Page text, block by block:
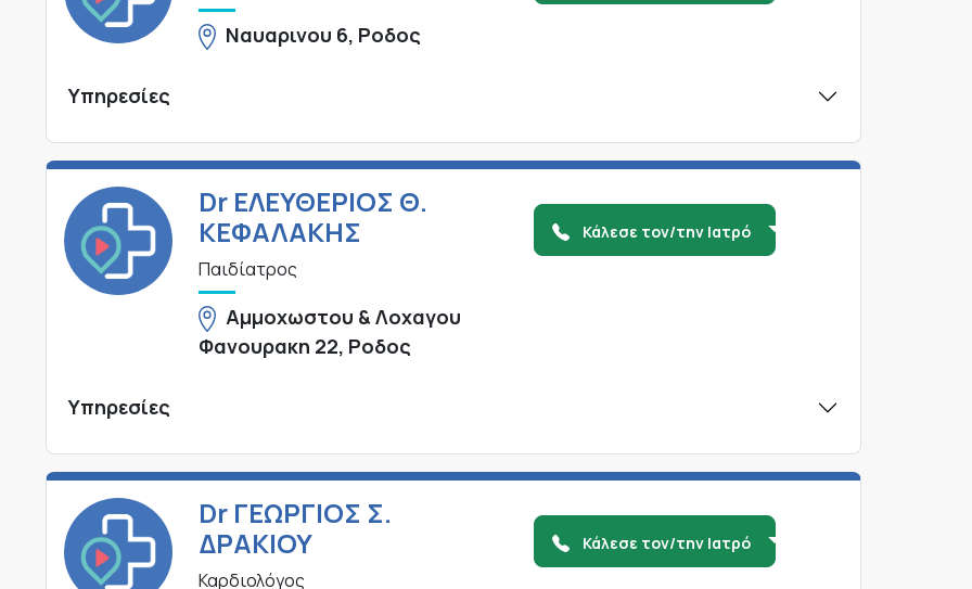
Ναυαρινου 6, Ροδος
Υπηρεσίες
Dr ΕΛΕΥΘΕΡΙΟΣ Θ.
ΚΕΦΑΛΑΚΗΣ
Παιδίατρος
Αμμοχωστου & Λοχαγου
Φανουρακη 22, Ροδος
Κάλεσε τον/την Ιατρό
Υπηρεσίες
Dr ΓΕΩΡΓΙΟΣ Σ.
ΔΡΑΚΙΟΥ
Καρδιολόγος
Κάλεσε τον/την Ιατρό